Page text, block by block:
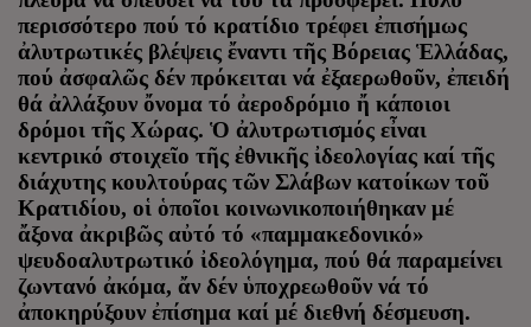
περισσότερο πού τό κρατίδιο τρέφει ἐπισήμως
ἀλυτρωτικές βλέψεις ἔναντι τῆς Βόρειας Ἑλλάδας,
πού ἀσφαλῶς δέν πρόκειται νά ἐξαερωθοῦν, ἐπειδή
θά ἀλλάξουν ὄνομα τό ἀεροδρόμιο ἤ κάποιοι
δρόμοι τῆς Χώρας. Ὁ ἀλυτρωτισμός εἶναι
κεντρικό στοιχεῖο τῆς ἐθνικῆς ἰδεολογίας καί τῆς
διάχυτης κουλτούρας τῶν Σλάβων κατοίκων τοῦ
Κρατιδίου, οἱ ὁποῖοι κοινωνικοποιήθηκαν μέ
ἄξονα ἀκριβῶς αὐτό τό «παμμακεδονικό»
ψευδοαλυτρωτικό ἰδεολόγημα, πού θά παραμείνει
ζωντανό ἀκόμα, ἄν δέν ὑποχρεωθοῦν νά τό
ἀποκηρύξουν ἐπίσημα καί μέ διεθνή δέσμευση.